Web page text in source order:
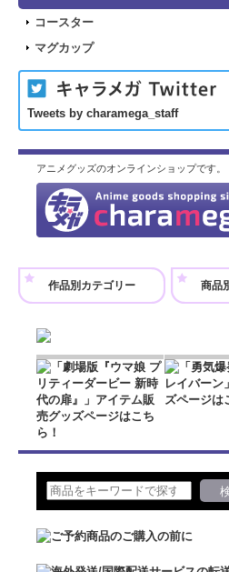
コースター
マグカップ
Tweets by charamega_staff
アニメグッズのオンラインショップです。
作品別カテゴリー 商品